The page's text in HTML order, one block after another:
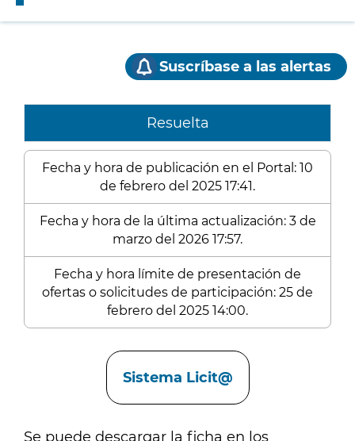
Suscríbase a las alertas
Resuelta
Fecha y hora de publicación en el Portal: 10
de febrero del 2025 17:41.
Fecha y hora de la última actualización: 3 de
marzo del 2026 17:57.
Fecha y hora límite de presentación de
ofertas o solicitudes de participación: 25 de
febrero del 2025 14:00.
Sistema Licit@
Se puede descargar la ficha en los